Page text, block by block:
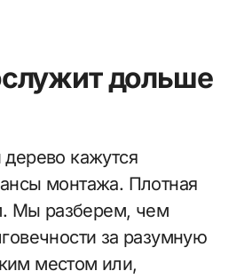
дольше
монтажа. Плотная
Мы разберем, чем
за разумную
местом или,